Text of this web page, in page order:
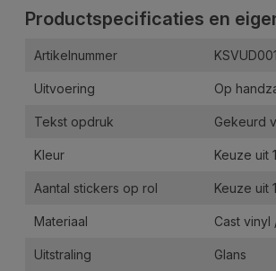
Productspecificaties en
Artikelnummer
Uitvoering Op
Tekst opdruk Gekeurd
Kleur Keuze uit
Aantal stickers op rol Keuze uit
Materiaal Cast
Uitstraling Glans